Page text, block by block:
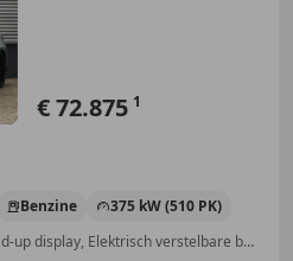
€ 72.875 1
Benzine
375 kW (510 PK)
Laserlicht, Schakelflippers, Head-up display, Elektrisch verstelbare buitenspiegels, Garantie, Sportonderstel, Spoiler, 4x4